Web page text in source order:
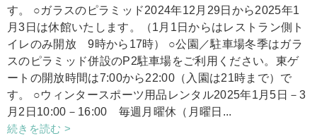
す。 ○ガラスのピラミッド2024年12月29日から2025年1
月3日は休館いたします。（1月1日からはレストラン側ト
イレのみ開放 9時から17時） ○公園／駐車場冬季はガラ
スのピラミッド併設のP2駐車場をご利用ください。東ゲ
ートの開放時間は7:00から22:00（入園は21時まで）で
す。 ○ウィンタースポーツ用品レンタル2025年1月5日－3
月2日10:00－16:00 毎週月曜休（月曜日...
続きを読む >